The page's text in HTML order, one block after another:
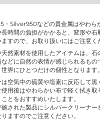
・Silver950などの貴金属はやわら
時間の負担がかかると、変形や石
すので、お取り扱いにはご注意く
天然素材を使用したアイテムは、
どに自然の表情が感じられるもの
界にひとつだけの個性となります。
は空気中の硫黄や塩素に反応して黒
使用後はやわらかい布で軽く拭き
とをおすすめいたします。
施された製品にシルバークリーナ
ますのでご注意ください。